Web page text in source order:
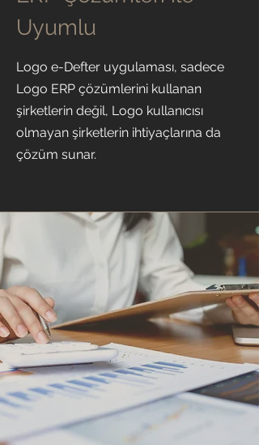
Uyumlu
Logo e-Defter uygulaması, sadece
Logo ERP çözümlerini kullanan
şirketlerin değil, Logo kullanıcısı
olmayan şirketlerin ihtiyaçlarına da
çözüm sunar.